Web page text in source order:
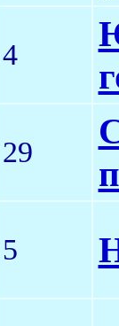
4
29
5